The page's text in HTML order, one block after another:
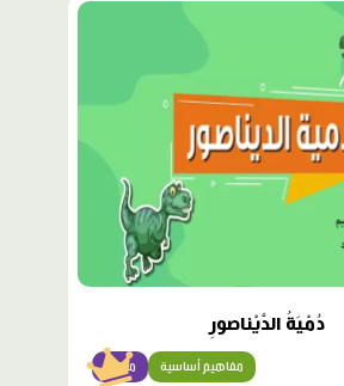
دُمْيَةُ الدَّيْناصورِ
مبتدئ مفاهيم أساسية